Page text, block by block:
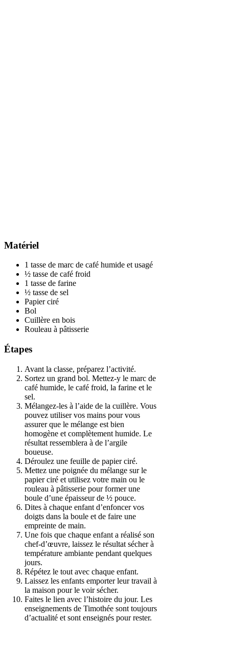
Matériel
1 tasse de marc de café humide et usagé
½ tasse de café froid
1 tasse de farine
½ tasse de sel
Papier ciré
Bol
Cuillère en bois
Rouleau à pâtisserie
Étapes
Avant la classe, préparez l’activité.
Sortez un grand bol. Mettez-y le marc de
café humide, le café froid, la farine et le
sel.
Mélangez-les à l’aide de la cuillère. Vous
pouvez utiliser vos mains pour vous
assurer que le mélange est bien
homogène et complètement humide. Le
résultat ressemblera à de l’argile
boueuse.
Déroulez une feuille de papier ciré.
Mettez une poignée du mélange sur le
papier ciré et utilisez votre main ou le
rouleau à pâtisserie pour former une
boule d’une épaisseur de ½ pouce.
Dites à chaque enfant d’enfoncer vos
doigts dans la boule et de faire une
empreinte de main.
Une fois que chaque enfant a réalisé son
chef-d’œuvre, laissez le résultat sécher à
température ambiante pendant quelques
jours.
Répétez le tout avec chaque enfant.
Laissez les enfants emporter leur travail à
la maison pour le voir sécher.
Faites le lien avec l’histoire du jour. Les
enseignements de Timothée sont toujours
d’actualité et sont enseignés pour rester.